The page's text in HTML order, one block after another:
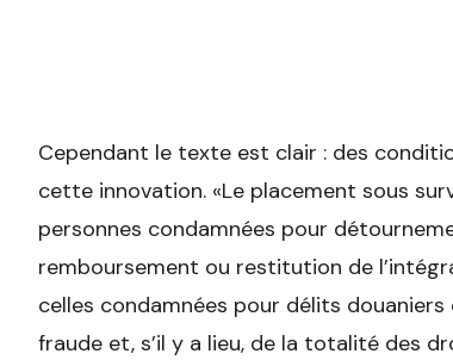
Cependant le texte est clair : des
cette innovation. «Le placement sous
personnes condamnées pour
remboursement ou restitution de
celles condamnées pour délits douaniers
fraude et, s’il y a lieu, de la totalité des